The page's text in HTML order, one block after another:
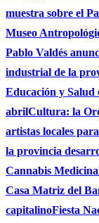
muestra sobre el
Museo
Pablo Valdés
industrial de la
Educación y Salud
abrilCultura: la
artistas locales
la provincia
Cannabis
Casa Matriz del
capitalinoFiesta